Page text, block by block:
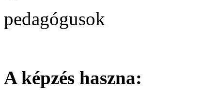
pedagógusok
A képzés haszna: